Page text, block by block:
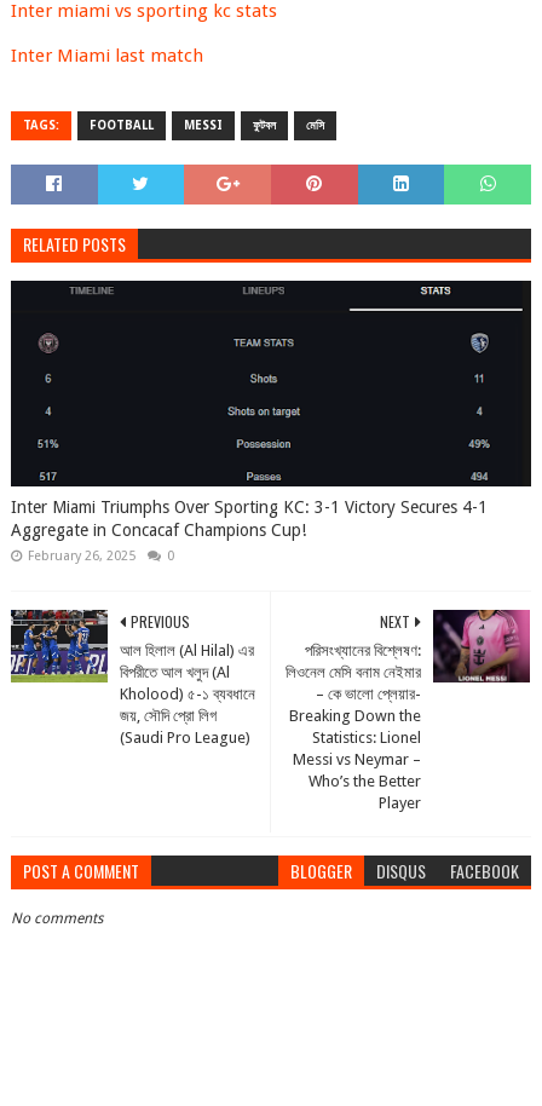
Inter miami vs sporting kc stats
Inter Miami last match
TAGS: FOOTBALL MESSI ফুটবল মেসি
RELATED POSTS
Inter Miami Triumphs Over Sporting KC: 3-1 Victory Secures 4-1
Aggregate in Concacaf Champions Cup!
February 26, 2025 0
NEXT
পরিসংখ্যানের বিশ্লেষণ:
লিওনেল মেসি বনাম নেইমার
– কে ভালো প্লেয়ার-
Breaking Down the
Statistics: Lionel
Messi vs Neymar –
Who’s the Better
Player
PREVIOUS
আল হিলাল (Al Hilal) এর
বিপরীতে আল খলুদ (Al
Kholood) ৫-১ ব্যবধানে
জয়, সৌদি প্রো লিগ
(Saudi Pro League)
POST A COMMENT BLOGGER DISQUS FACEBOOK
No comments